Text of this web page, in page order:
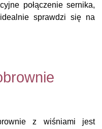
połączenie sernika,
sprawdzi się na
z wiśniami jest